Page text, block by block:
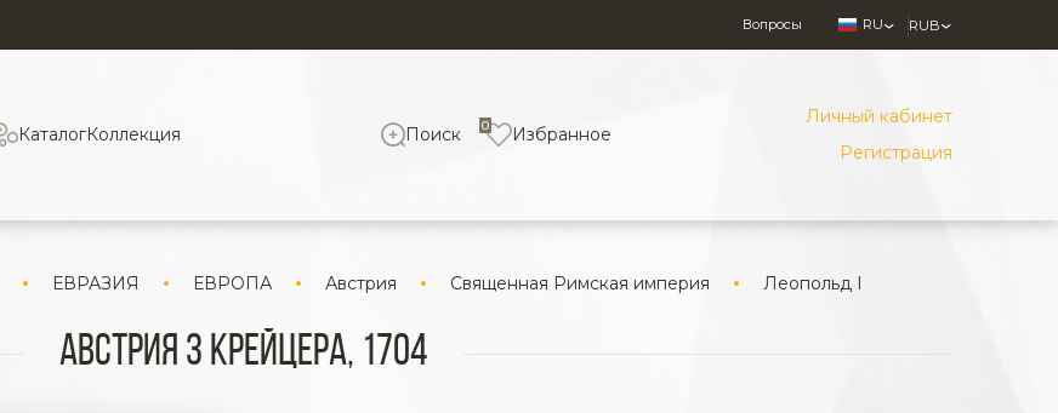
Вопросы RU RUB
КаталогКоллекция Поиск Избранное
0
Личный кабинет
Регистрация
ЕВРАЗИЯ ЕВРОПА Австрия Священная Римская империя Леопольд I
Австрия 3 крейцера, 1704